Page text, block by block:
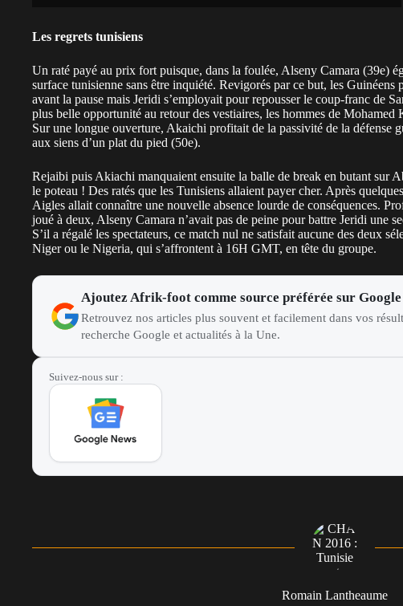
Les regrets tunisiens
Un raté payé au prix fort puisque, dans la foulée, Alseny Camara (39e)
surface tunisienne sans être inquiété. Revigorés par ce but, les Guinéens
avant la pause mais Jeridi s’employait pour repousser le coup-franc de
plus belle opportunité au retour des vestiaires, les hommes de
Sur une longue ouverture, Akaichi profitait de la passivité de la défense
aux siens d’un plat du pied (50e).
Rejaibi puis Akiachi manquaient ensuite la balle de break en butant sur
le poteau ! Des ratés que les Tunisiens allaient payer cher. Après
Aigles allait connaître une nouvelle absence lourde de conséquences.
joué à deux, Alseny Camara n’avait pas de peine pour battre Jeridi une
S’il a régalé les spectateurs, ce match nul ne satisfait aucune des deux
Niger ou le Nigeria, qui s’affrontent à 16H GMT, en tête du groupe.
Ajoutez Afrik-foot comme source préférée sur Google
Retrouvez nos articles plus souvent et facilement dans vos
recherche Google et actualités à la Une.
Suivez-nous sur :
Romain Lantheaume